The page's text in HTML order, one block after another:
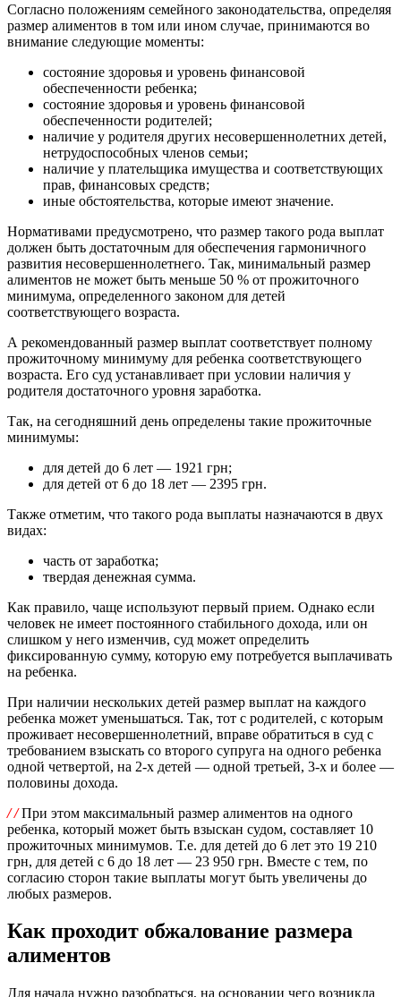
Согласно положениям семейного законодательства, определяя
размер алиментов в том или ином случае, принимаются во
внимание следующие моменты:
состояние здоровья и уровень финансовой
обеспеченности ребенка;
состояние здоровья и уровень финансовой
обеспеченности родителей;
наличие у родителя других несовершеннолетних детей,
нетрудоспособных членов семьи;
наличие у плательщика имущества и соответствующих
прав, финансовых средств;
иные обстоятельства, которые имеют значение.
Нормативами предусмотрено, что размер такого рода выплат
должен быть достаточным для обеспечения гармоничного
развития несовершеннолетнего. Так, минимальный размер
алиментов не может быть меньше 50 % от прожиточного
минимума, определенного законом для детей
соответствующего возраста.
А рекомендованный размер выплат соответствует полному
прожиточному минимуму для ребенка соответствующего
возраста. Его суд устанавливает при условии наличия у
родителя достаточного уровня заработка.
Так, на сегодняшний день определены такие прожиточные
минимумы:
для детей до 6 лет — 1921 грн;
для детей от 6 до 18 лет — 2395 грн.
Также отметим, что такого рода выплаты назначаются в двух
видах:
часть от заработка;
твердая денежная сумма.
Как правило, чаще используют первый прием. Однако если
человек не имеет постоянного стабильного дохода, или он
слишком у него изменчив, суд может определить
фиксированную сумму, которую ему потребуется выплачивать
на ребенка.
При наличии нескольких детей размер выплат на каждого
ребенка может уменьшаться. Так, тот с родителей, с которым
проживает несовершеннолетний, вправе обратиться в суд с
требованием взыскать со второго супруга на одного ребенка
одной четвертой, на 2-х детей — одной третьей, 3-х и более —
половины дохода.
/ /При этом максимальный размер алиментов на одного
ребенка, который может быть взыскан судом, составляет 10
прожиточных минимумов. Т.е. для детей до 6 лет это 19 210
грн, для детей с 6 до 18 лет — 23 950 грн. Вместе с тем, по
согласию сторон такие выплаты могут быть увеличены до
любых размеров.
Как проходит обжалование размера
алиментов
Для начала нужно разобраться, на основании чего возникла